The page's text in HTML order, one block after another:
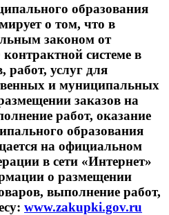
образования
о том, что в
законом от
системе в
работ, услуг для
и муниципальных
заказов на
работ, оказание
образования
на официальном
в сети «Интернет»
о размещении
выполнение работ,
www.zakupki.gov.ru